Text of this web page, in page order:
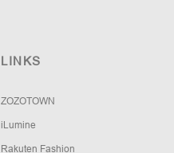
LINKS
ZOZOTOWN
iLumine
Rakuten Fashion